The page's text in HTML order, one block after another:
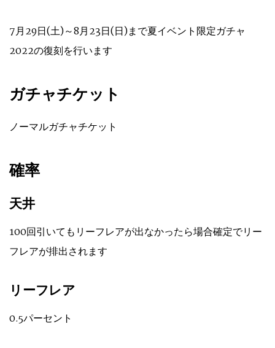
7月29日(土)～8月23日(日)まで夏イベント限定ガチャ
2022の復刻を行います
ガチャチケット
ノーマルガチャチケット
確率
天井
100回引いてもリーフレアが出なかったら場合確定でリー
フレアが排出されます
リーフレア
0.5パーセント